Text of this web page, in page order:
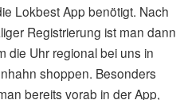
Lokbest App benötigt. Nach
Registrierung ist man dann
die Uhr regional bei uns in
shoppen. Besonders
bereits vorab in der App,